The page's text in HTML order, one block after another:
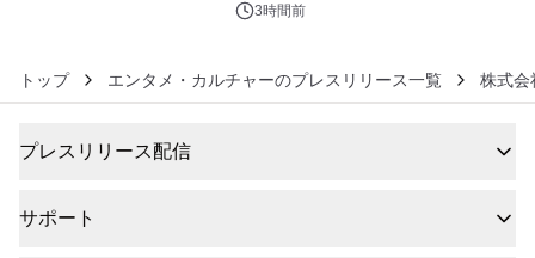
発売3時間前
トップ エンタメ・カルチャーのプレスリリース一覧 株式会
プレスリリース配信
サポート